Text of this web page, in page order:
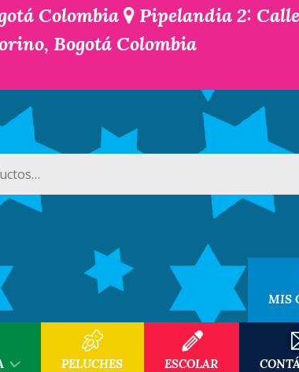
Colombia
Pipelandia 2:
Bogotá Colombia
MIS
PELUCHES ESCOLAR